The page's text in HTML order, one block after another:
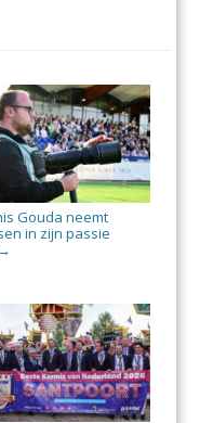
Gouda neemt
in zijn passie
→